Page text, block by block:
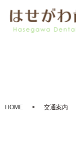
HOME 交通案内